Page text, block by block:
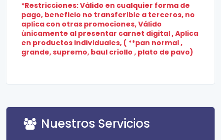
*Restricciones: Válido en cualquier forma de
pago, beneficio no transferible a terceros, no
aplica con otras promociones, Válido
únicamente al presentar carnet digital , Aplica
en productos individuales, ( **pan normal ,
grande, supremo, baul criollo , plato de pavo)
Nuestros Servicios